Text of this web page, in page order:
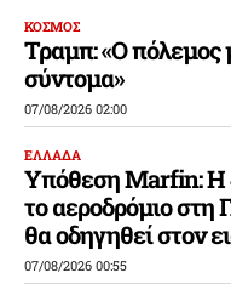
ΚΟΣΜΟΣ
Τραμπ: «Ο πόλεμος
σύντομα»
07/08/2026 02:00
ΕΛΛΑΔΑ
Υπόθεση Marfin: Η
το αεροδρόμιο
θα οδηγηθεί στον
07/08/2026 00:55